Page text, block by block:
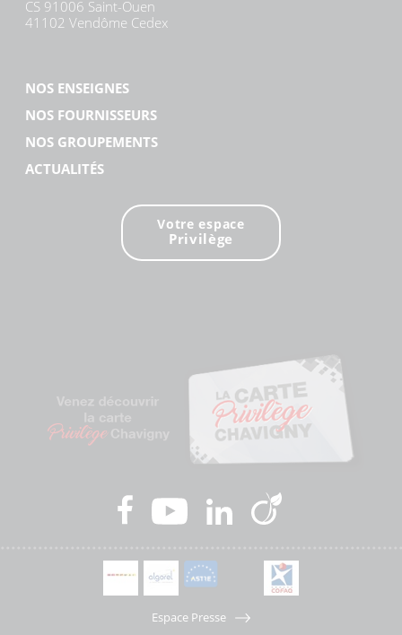
CS 91006 Saint-Ouen
41102 Vendôme Cedex
NOS ENSEIGNES
NOS FOURNISSEURS
NOS GROUPEMENTS
ACTUALITÉS
Votre espace
Privilège
Espace Presse